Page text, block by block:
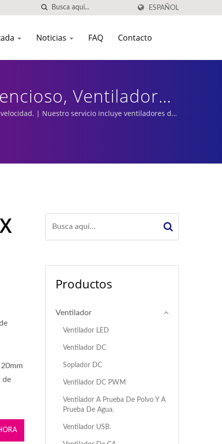
ESPAÑOL
Noticias FAQ Contacto
Ventilador
Axial | Fabricante
| Nuestro servicio incluye ventiladores de
de
Productos
Ventilador
Ventilador LED
Ventilador DC
Soplador DC
Ventilador DC PWM
Ventilador A Prueba De Polvo Y A
Prueba De Agua.
Ventilador USB.